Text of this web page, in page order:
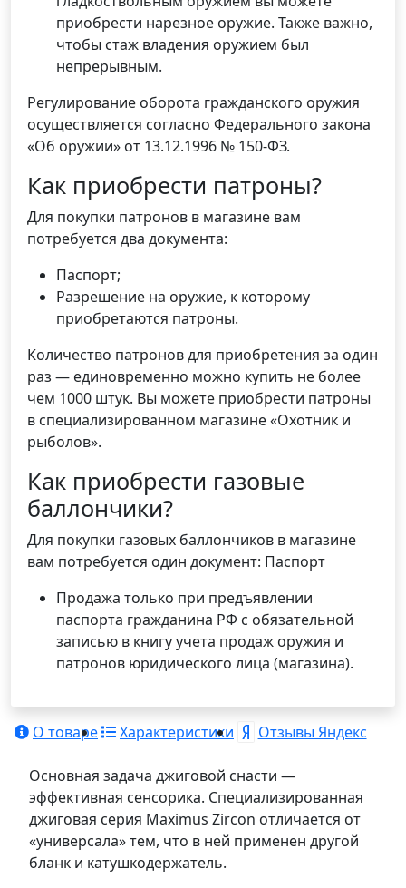
приобрести нарезное оружие. Также важно,
чтобы стаж владения оружием был
непрерывным.
Регулирование оборота гражданского оружия
осуществляется согласно Федерального закона
«Об оружии» от 13.12.1996 № 150-ФЗ.
Как приобрести патроны?
Для покупки патронов в магазине вам
потребуется два документа:
Паспорт;
Разрешение на оружие, к которому
приобретаются патроны.
Количество патронов для приобретения за один
раз — единовременно можно купить не более
чем 1000 штук. Вы можете приобрести патроны
в специализированном магазине «Охотник и
рыболов».
Как приобрести газовые
баллончики?
Для покупки газовых баллончиков в магазине
вам потребуется один документ: Паспорт
Продажа только при предъявлении
паспорта гражданина РФ с обязательной
записью в книгу учета продаж оружия и
патронов юридического лица (магазина).
О товаре Характеристики Отзывы Яндекс
Основная задача джиговой снасти —
эффективная сенсорика. Специализированная
джиговая серия Maximus Zircon отличается от
«универсала» тем, что в ней применен другой
бланк и катушкодержатель.